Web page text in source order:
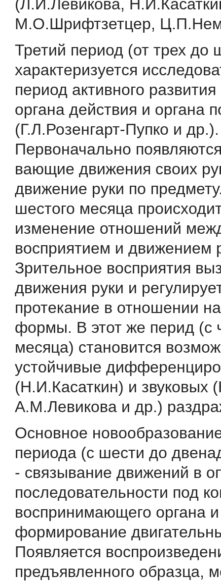
(Л.И.Левикова,
М.О.Шрифтзетцер,
Третий период (от трех до
характеризуется
период активного развития
органа действия и органа
(Г.Л.Розенгарт-Пупко и др.).
Первоначально
вающие движения своих
движение руки по
шестого месяца
изменение отношений
восприятием и движением
Зрительное восприятия
движения руки и
протекание в отношении
формы. В этот же перид (с
месяца) становится
устойчивые
(Н.И.Касаткин) и звуковых
А.М.Левикова и др.)
Основное
периода (с шести до
- связывание движений в
последовательности под
воспринимающего органа и
формирование
Появляется
предъявленного образца,